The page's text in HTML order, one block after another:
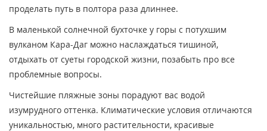
проделать путь в полтора раза длиннее.
В маленькой солнечной бухточке у горы с потухшим
вулканом Кара-Даг можно наслаждаться тишиной,
отдыхать от суеты городской жизни, позабыть про все
проблемные вопросы.
Чистейшие пляжные зоны порадуют вас водой
изумрудного оттенка. Климатические условия отличаются
уникальностью, много растительности, красивые